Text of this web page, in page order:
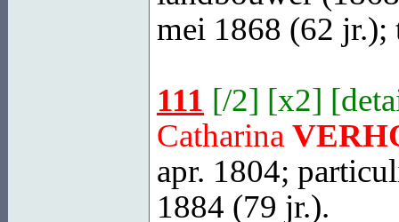
mei 1868 (62 jr.);
111 [/2] [x2] [
Catharina
apr. 1804;
1884 (79 jr.).